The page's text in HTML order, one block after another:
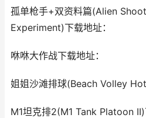
孤单枪手+双资料篇(Alien
Experiment)下载地址：
咻咻大作战下载地址：
姐姐沙滩排球(Beach Volley
M1坦克排2(M1 Tank Platoon II)